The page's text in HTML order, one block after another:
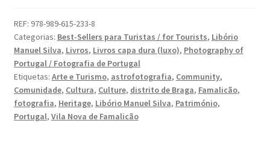
Video Dicas
e1b684ded3f4f5ced561f48734dab24c7032ee3b.html
Exposições
“Um Rio, Uma Serra”, de Manuel Justo Gardete
Cultura,
Património,
Comunidade
/
Culture,
Heritage,
Community
REF: 978-989-615-233-8
Categorias: Best-Sellers para Turistas / for Tourists, Libório
Manuel Silva, Livros, Livros capa dura (luxo), Photography of
Portugal / Fotografia de Portugal
Etiquetas: Arte e Turismo, astrofotografia, Community,
Comunidade, Cultura, Culture, distrito de Braga, Famalicão,
fotografia, Heritage, Libório Manuel Silva, Património,
Portugal, Vila Nova de Famalicão